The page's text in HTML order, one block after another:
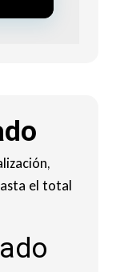
el total